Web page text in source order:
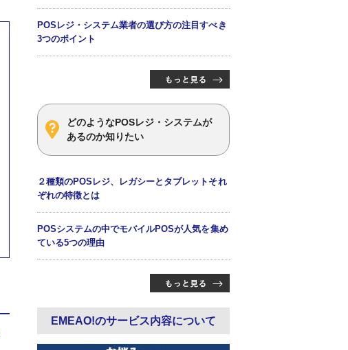
POSレジ・システム業者の選び方の注目すべき
3つのポイント
どのようなPOSレジ・システムが
あるのか知りたい
２種類のPOSレジ、レガシーとタブレットそれ
ぞれの特徴とは
POSシステムの中でモバイルPOSが人気を集め
ている5つの理由
EMEAO!のサービス内容について